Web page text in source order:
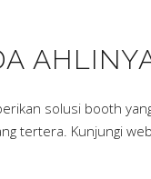
solusi booth
tertera. Kunjungi